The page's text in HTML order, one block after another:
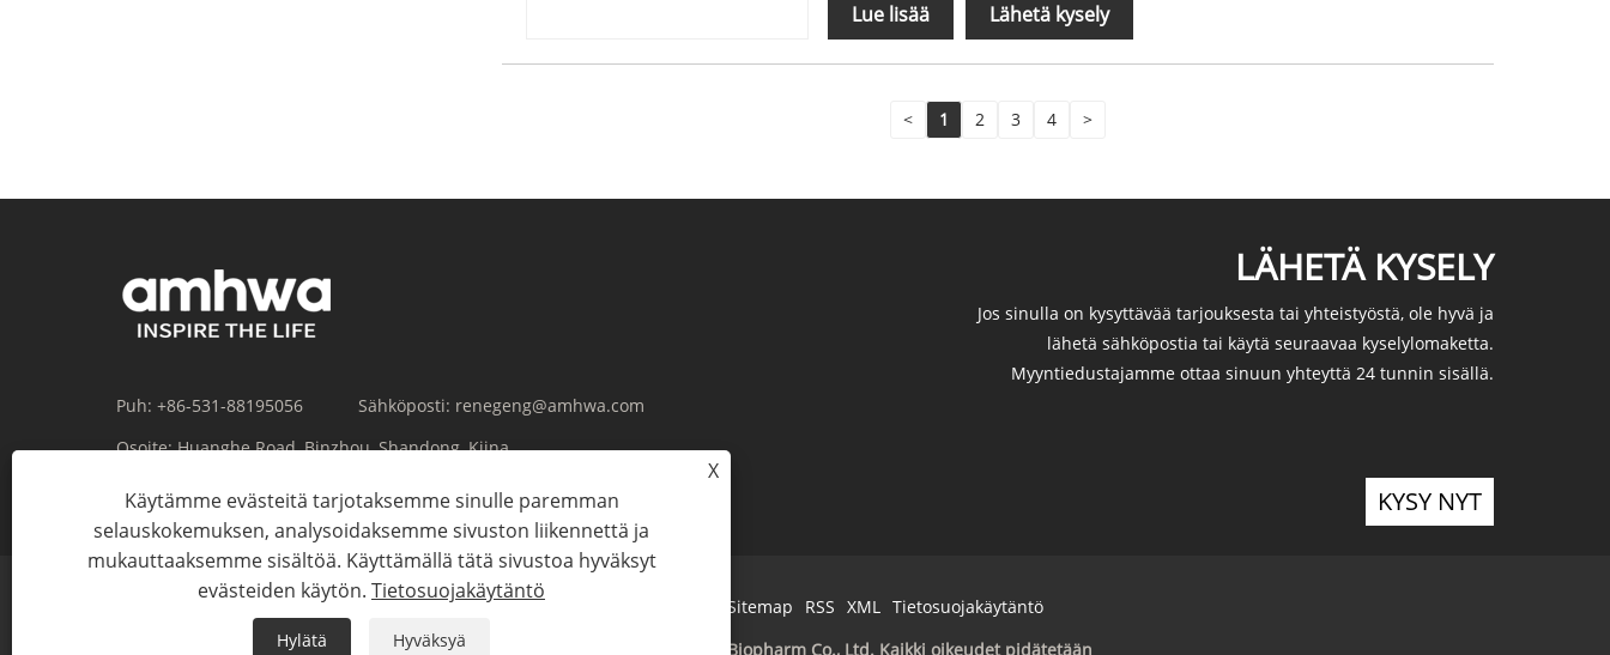
Lue lisää Lähetä kysely
< 1 2 3 4 >
Puh: +86-531-88195056 Sähköposti: renegeng@amhwa.com
Osoite: Huanghe Road, Binzhou, Shandong, Kiina
LÄHETÄ KYSELY
Jos sinulla on kysyttävää tarjouksesta tai yhteistyöstä, ole hyvä ja
lähetä sähköpostia tai käytä seuraavaa kyselylomaketta.
Myyntiedustajamme ottaa sinuun yhteyttä 24 tunnin sisällä.
KYSY NYT
Sitemap RSS XML
Tietosuojakäytäntö
Copyright © 2023 Amhwa Biopharm Co., Ltd. Kaikki oikeudet pidätetään
X
Käytämme evästeitä tarjotaksemme sinulle paremman
selauskokemuksen, analysoidaksemme sivuston liikennettä ja
mukauttaaksemme sisältöä. Käyttämällä tätä sivustoa hyväksyt
evästeiden käytön. Tietosuojakäytäntö
Hylätä Hyväksyä